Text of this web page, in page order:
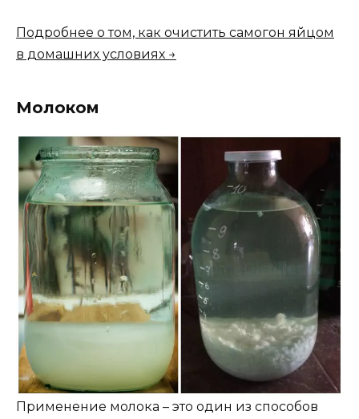
Подробнее о том, как очистить самогон яйцом
в домашних условиях →
Молоком
Применение молока – это один из способов